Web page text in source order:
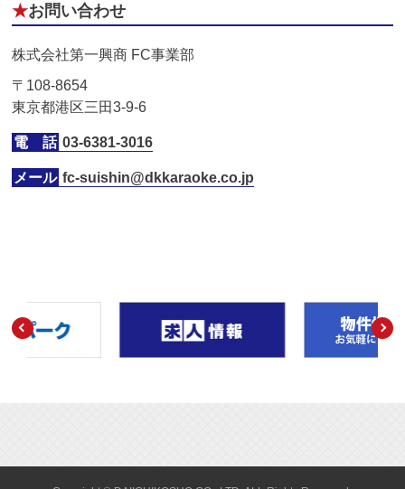
★お問い合わせ
株式会社第一興商 FC事業部
〒108-8654
東京都港区三田3-9-6
電 話 03-6381-3016
メール fc-suishin@dkkaraoke.co.jp